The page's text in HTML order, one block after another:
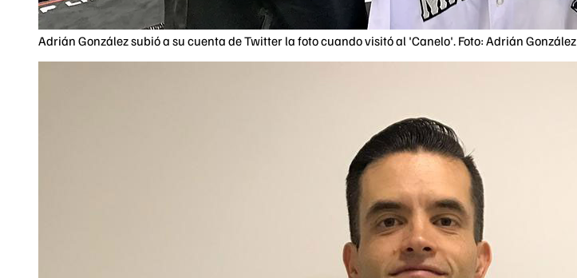
Adrián González subió a su cuenta de Twitter la foto cuando visitó al 'Canelo'. Foto: Adrián González